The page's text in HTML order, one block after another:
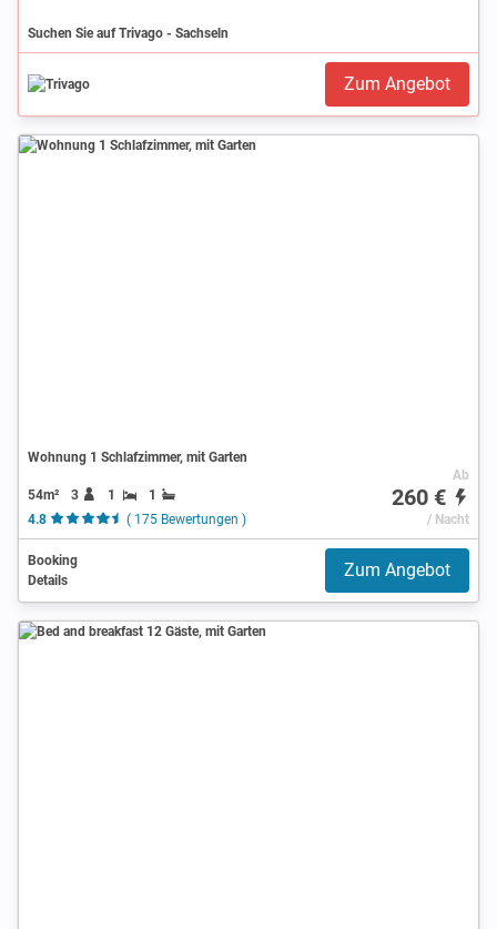
Suchen Sie auf Trivago - Sachseln
Zum Angebot
Wohnung 1 Schlafzimmer, mit Garten
54m² 3 1
1
4.8
( 175 Bewertungen )
Ab
260 €
/ Nacht
Booking
Details
Zum Angebot